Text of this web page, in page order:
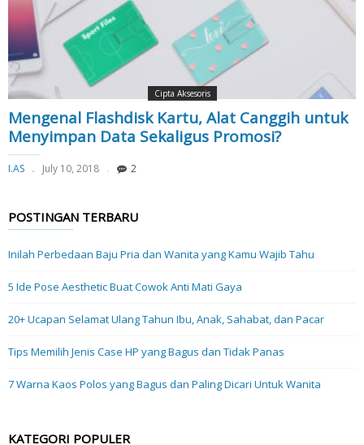
Cipta Aksesoris
Mengenal Flashdisk Kartu, Alat Canggih untuk
Menyimpan Data Sekaligus Promosi?
I.AS July 10, 2018 2
POSTINGAN TERBARU
Inilah Perbedaan Baju Pria dan Wanita yang Kamu Wajib Tahu
5 Ide Pose Aesthetic Buat Cowok Anti Mati Gaya
20+ Ucapan Selamat Ulang Tahun Ibu, Anak, Sahabat, dan Pacar
Tips Memilih Jenis Case HP yang Bagus dan Tidak Panas
7 Warna Kaos Polos yang Bagus dan Paling Dicari Untuk Wanita
KATEGORI POPULER